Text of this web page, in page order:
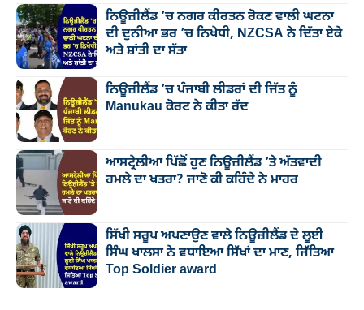
ਨਿਊਜ਼ੀਲੈਂਡ ’ਚ ਨਗਰ ਕੀਰਤਨ ਰੋਕਣ ਵਾਲੀ ਘਟਨਾ
ਦੀ ਦੁਨੀਆ ਭਰ ’ਚ ਨਿਖੇਧੀ, NZCSA ਨੇ ਦਿੱਤਾ ਏਕੇ
ਅਤੇ ਸ਼ਾਂਤੀ ਦਾ ਸੱਤਾ
ਨਿਊਜ਼ੀਲੈਂਡ ’ਚ ਪੰਜਾਬੀ ਲੀਡਰਾਂ ਦੀ ਜਿੱਤ ਨੂੰ
Manukau ਕੋਰਟ ਨੇ ਕੀਤਾ ਰੱਦ
ਆਸਟ੍ਰੇਲੀਆ ਪਿੱਛੋਂ ਹੁਣ ਨਿਊਜ਼ੀਲੈਂਡ ’ਤੇ ਅੱਤਵਾਦੀ
ਹਮਲੇ ਦਾ ਖਤਰਾ? ਜਾਣੋ ਕੀ ਕਹਿੰਦੇ ਨੇ ਮਾਹਰ
ਸਿੱਖੀ ਸਰੂਪ ਅਪਣਾਉਣ ਵਾਲੇ ਨਿਊਜ਼ੀਲੈਂਡ ਦੇ ਲੂਈ
ਸਿੰਘ ਖਾਲਸਾ ਨੇ ਵਧਾਇਆ ਸਿੱਖਾਂ ਦਾ ਮਾਣ, ਜਿੱਤਿਆ
Top Soldier award